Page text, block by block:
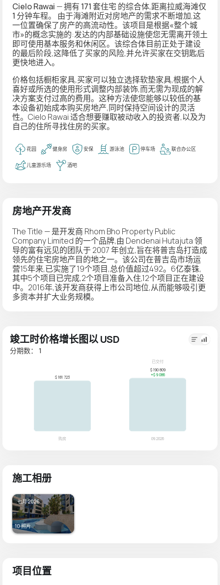
Cielo Rawai — 拥有 171 套住宅 的综合体,距离拉威海滩仅
1 分钟车程。 由于海滩附近对房地产的需求不断增加,这
一位置确保了房产的高流动性。该项目是根据«整个城
市»的概念实施的:发达的内部基础设施使您无需离开领土
即可使用基本服务和休闲区。该综合体目前正处于建设
的最后阶段,这降低了买家的风险,并允许买家在交钥匙后
更快地进入。
价格包括橱柜家具,买家可以独立选择软垫家具,根据个人
喜好或所选的使用形式调整内部装饰,而无需为现成的解
决方案支付过高的费用。这种方法使您能够以较低的基
本设备初始成本购买房地产,同时保持空间设计的灵活
性。Cielo Rawai 适合想要赚取被动收入的投资者,以及为
自己的住所寻找住房的买家。
花园 健身房 安保 游泳池 停车场 联合办公区
儿童游乐场 酒吧
房地产开发商
The Title — 是开发商 Rhom Bho Property Public
Company Limited 的一个品牌,由 Dendenai Hutajuta 领
导的富有远见的团队于 2007 年创立,旨在将普吉岛打造成
领先的住宅房地产目的地之一。该公司在普吉岛市场运
营15年来,已实施了19个项目,总价值超过492。6亿泰铢,
其中5个项目已完成,2个项目准备入住,12个项目正在建设
中。2016年,该开发商获得上市公司地位,从而能够吸引更
多资本并扩大业务规模。
竣工时价格增长图以 USD
分期数： 1
施工相册
七月 2026
10 照片
项目位置